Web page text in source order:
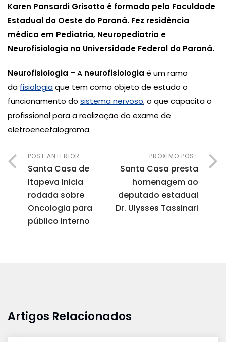
Karen Pansardi Grisotto é formada pela Faculdade
Estadual do Oeste do Paraná. Fez residência
médica em Pediatria, Neuropediatria e
Neurofisiologia na Universidade Federal do Paraná.
Neurofisiologia – A neurofisiologia é um ramo
da fisiologiaque tem como objeto de estudo o
funcionamento do sistema nervoso, o que capacita o
profissional para a realização do exame de
eletroencefalograma.
POST ANTERIOR
Santa Casa de
Itapeva inicia
rodada sobre
Oncologia para
público interno
PRÓXIMO POST
Santa Casa presta
homenagem ao
deputado estadual
Dr. Ulysses Tassinari
Artigos Relacionados